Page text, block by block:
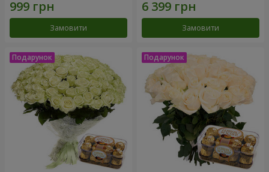
Замовити Замовити